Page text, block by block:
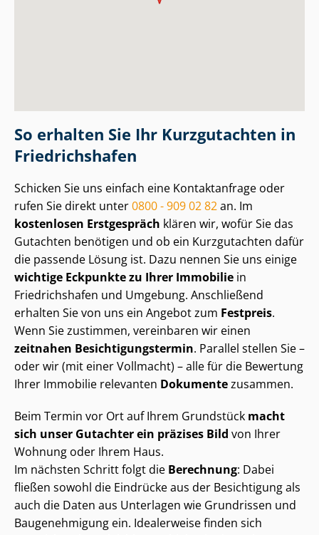
So erhalten Sie Ihr Kurzgutachten in
Friedrichshafen
Schicken Sie uns einfach eine Kontaktanfrage oder
rufen Sie direkt unter0800 - 909 02 82an. Im
kostenlosen Erstgespräch klären wir, wofür Sie das
Gutachten benötigen und ob ein Kurzgutachten dafür
die passende Lösung ist. Dazu nennen Sie uns einige
wichtige Eckpunkte zu Ihrer Immobilie in
Friedrichshafen und Umgebung. Anschließend
erhalten Sie von uns ein Angebot zum Festpreis.
Wenn Sie zustimmen, vereinbaren wir einen
zeitnahen Be­sich­ti­gungs­ter­min. Parallel stellen Sie –
oder wir (mit einer Vollmacht) – alle für die Bewertung
Ihrer Immobilie relevanten Dokumentezusammen.
Beim Termin vor Ort auf Ihrem Grundstück macht
sich unser Gutachter ein präzises Bild von Ihrer
Wohnung oder Ihrem Haus.
Im nächsten Schritt folgt die Berechnung: Dabei
fließen sowohl die Eindrücke aus der Besichtigung als
auch die Daten aus Unterlagen wie Grundrissen und
Baugenehmigung ein. Idealerweise finden sich